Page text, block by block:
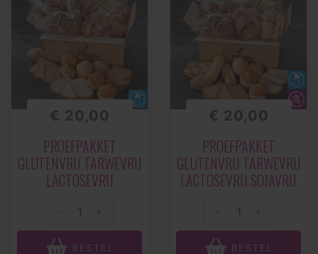
PROEFPAKKET
GLUTENVRIJ TARWEVRIJ
LACTOSEVRIJ
€ 20,00
+
BESTEL
PROEFPAKKET
GLUTENVRIJ TARWEVRIJ
LACTOSEVRIJ SOJAVRIJ
€ 20,00
+
BESTEL